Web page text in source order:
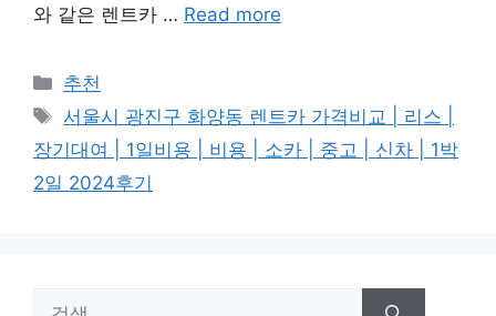
와 같은 렌트카 … Read more
카
테
리
추천
태
그
서울시 광진구 화양동 렌트카 가격비교 | 리스 |
장기대여 | 1일비용 | 비용 | 소카 | 중고 | 신차 | 1박
2일 2024후기